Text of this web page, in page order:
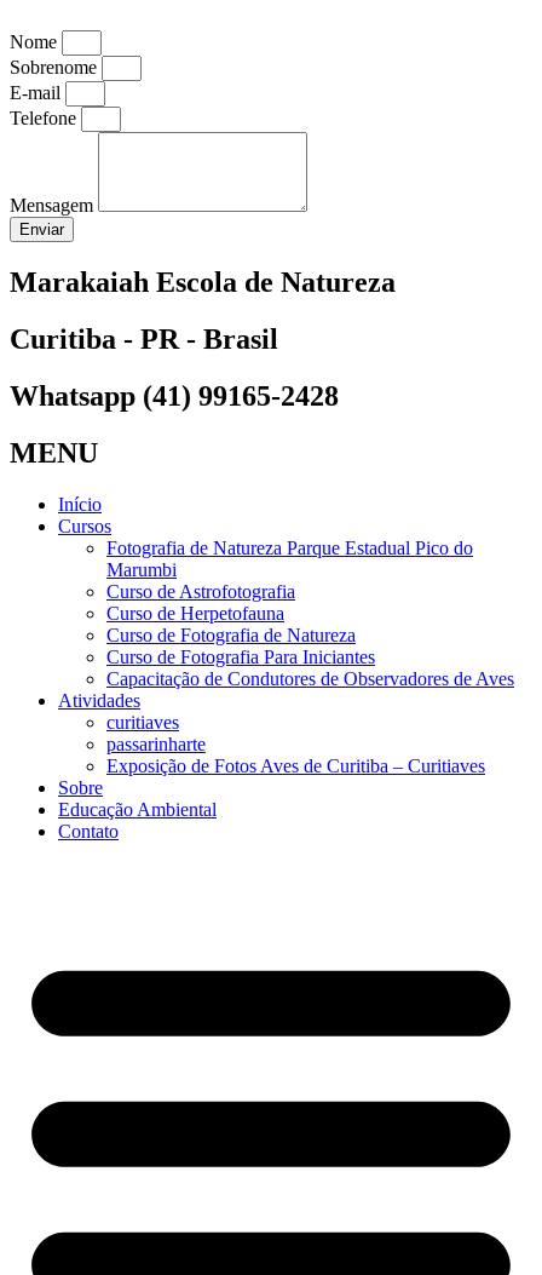
Nome
Sobrenome
E-mail
Telefone
Mensagem
Enviar
Marakaiah Escola de Natureza
Curitiba - PR - Brasil
Whatsapp (41) 99165-2428
MENU
Início
Cursos
Fotografia de Natureza Parque Estadual Pico do
Marumbi
Curso de Astrofotografia
Curso de Herpetofauna
Curso de Fotografia de Natureza
Curso de Fotografia Para Iniciantes
Capacitação de Condutores de Observadores de Aves
Atividades
curitiaves
passarinharte
Exposição de Fotos Aves de Curitiba – Curitiaves
Sobre
Educação Ambiental
Contato